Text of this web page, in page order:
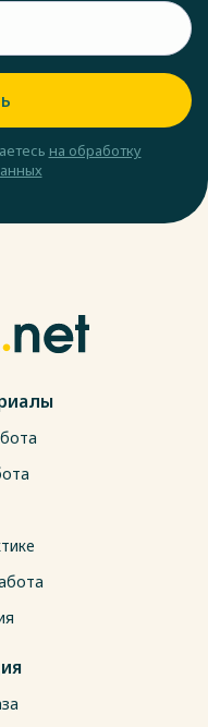
на обработку